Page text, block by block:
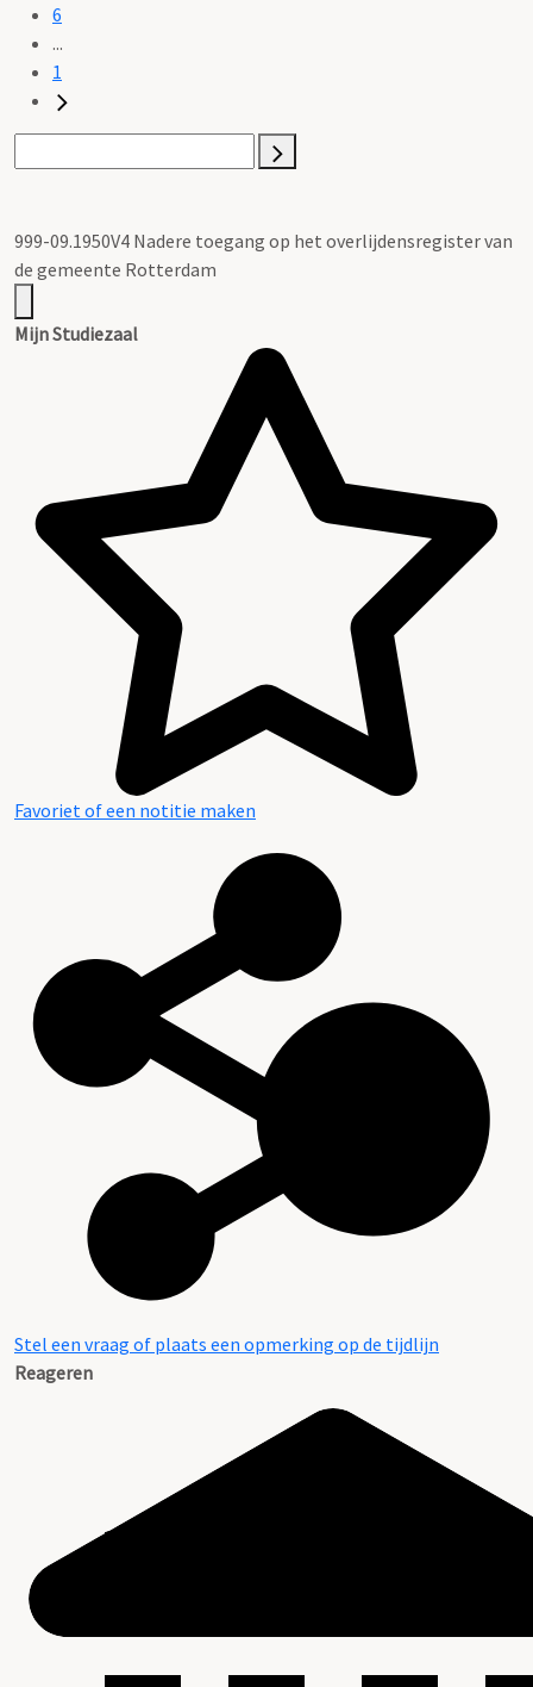
6
...
1
999-09.1950V4 Nadere toegang op het overlijdensregister van
de gemeente Rotterdam
Mijn Studiezaal
Favoriet of een notitie maken
Stel een vraag of plaats een opmerking op de tijdlijn
Reageren